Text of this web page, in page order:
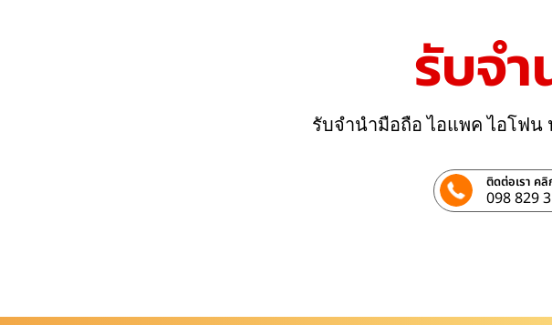
รับจํ
รับจำนำมือถือ ไอแพค ไอโฟน
ติดต่อเรา คลิ
098 829